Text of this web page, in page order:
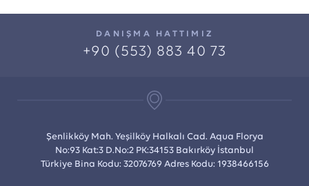
DANIŞMA HATTIMIZ
+90 (553) 883 40 73
Şenlikköy Mah. Yeşilköy Halkalı Cad. Aqua Florya
No:93 Kat:3 D.No:2 PK:34153 Bakırköy İstanbul
Türkiye Bina Kodu: 32076769 Adres Kodu: 1938466156